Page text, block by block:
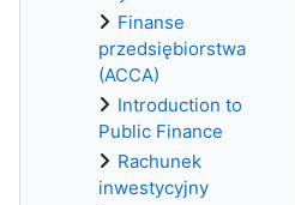
Finanse
przedsiębiorstwa
(ACCA)
Introduction to
Public Finance
Rachunek
inwestycyjny